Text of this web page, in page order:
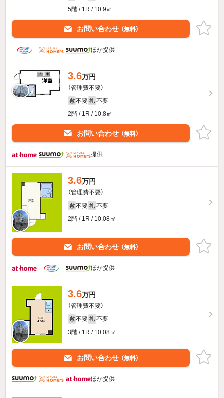
5階 / 1R / 10.9㎡
お問い合わせ （無料）
ほか提供
3.6万円
（管理費不要）
敷 不要 礼 不要
2階 / 1R / 10.8㎡
お問い合わせ （無料）
提供
3.6万円
（管理費不要）
敷 不要 礼 不要
2階 / 1R / 10.08㎡
お問い合わせ （無料）
ほか提供
3.6万円
（管理費不要）
敷 不要 礼 不要
3階 / 1R / 10.08㎡
お問い合わせ （無料）
ほか提供